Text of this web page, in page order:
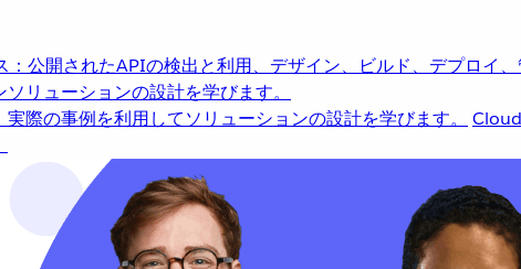
：公開されたAPIの検出と利用、デザイン、ビルド、デプロイ、
リューションの設計を学びます。
際の事例を利用してソリューションの設計を学びます。